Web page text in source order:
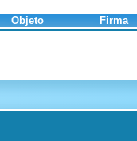
Objeto Firma